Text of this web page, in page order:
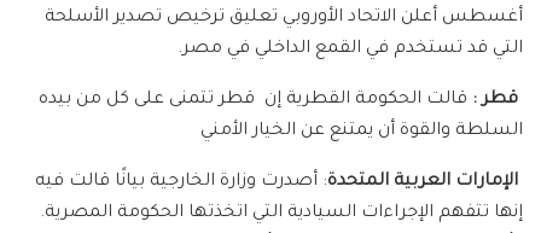
أغسطس أعلن الاتحاد الأوروبي تعليق ترخيص تصدير الأسلحة
التي قد تستخدم في القمع الداخلي في مصر.
قطر : قالت الحكومة القطرية إن
قطر تتمنى على كل من بيده
السلطة والقوة أن يمتنع عن الخيار الأمني
الإمارات العربية المتحدة: أصدرت وزارة الخارجية بيانًا قالت فيه
إنها تتفهم الإجراءات السيادية التي اتخذتها الحكومة المصرية.